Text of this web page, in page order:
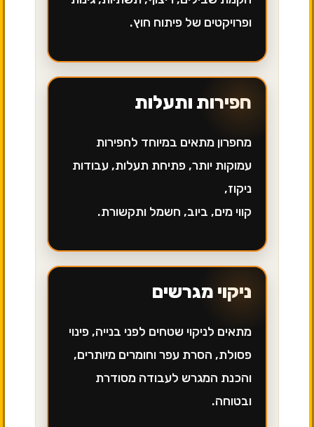
ופרויקטים של פיתוח חוץ.
חפירות ותעלות
מחפרון מתאים במיוחד לחפירות
עמוקות יותר, פתיחת תעלות, עבודות
ניקוז,
קווי מים, ביוב, חשמל ותקשורת.
ניקוי מגרשים
מתאים לניקוי שטחים לפני בנייה, פינוי
פסולת, הסרת עפר וחומרים מיותרים,
והכנת המגרש לעבודה מסודרת
ובטוחה.